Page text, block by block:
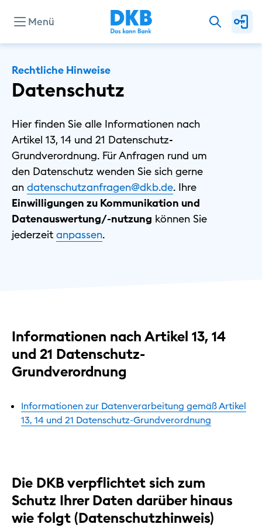
Menü
Unternehmen
Investor Relations
Privat
Geschäftlich
Nachhaltig
Rechtliche Hinweise
Datenschutz
Hier finden Sie alle Informationen nach
Artikel 13, 14 und 21 Datenschutz-
Grundverordnung. Für Anfragen rund um
den Datenschutz wenden Sie sich gerne
an datenschutzanfragen@dkb.de. Ihre
Einwilligungen zu Kommunikation und
Datenauswertung/-nutzung können Sie
⁠jederzeit ⁠anpassen.
Informationen nach Artikel 13, 14
und 21 Datenschutz-
Grundverordnung
Informationen zur Datenverarbeitung gemäß Artikel
13, 14 und 21 Datenschutz-Grundverordnung
Die DKB verpflichtet sich zum
Schutz Ihrer Daten darüber hinaus
wie folgt (Datenschutzhinweis)